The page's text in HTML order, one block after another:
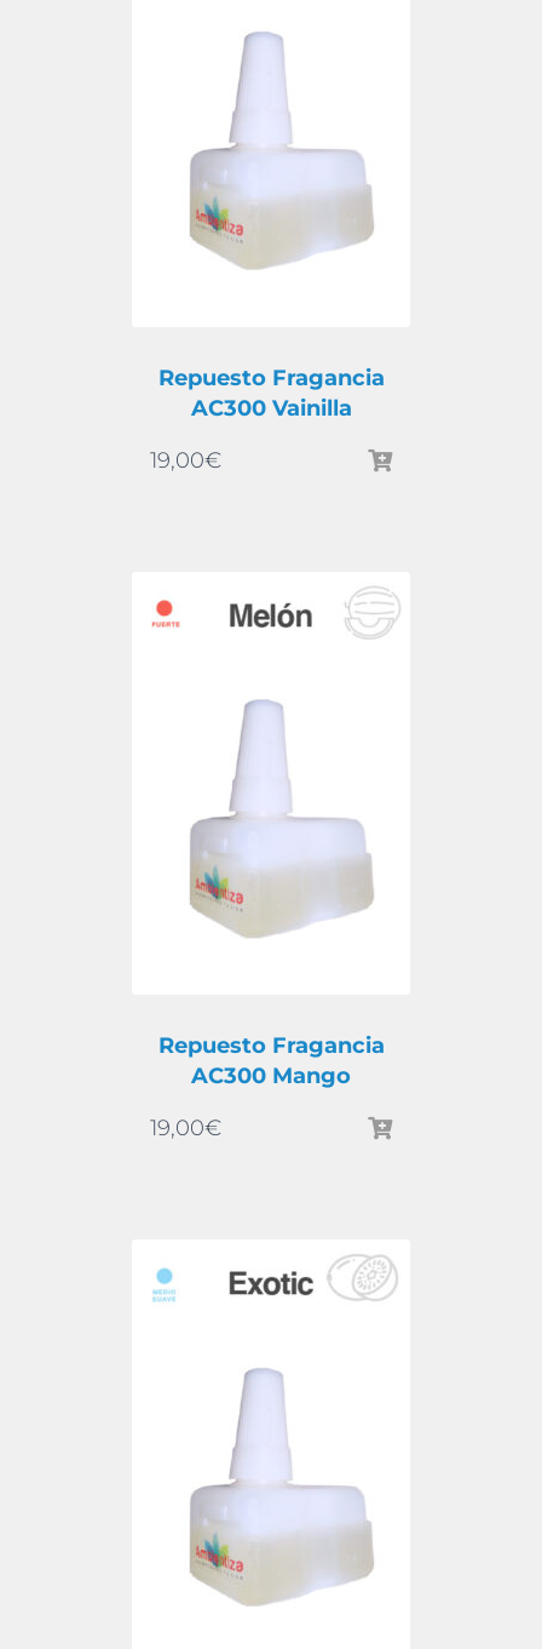
Repuesto Fragancia
AC300 Vainilla
19,00€
Repuesto Fragancia
AC300 Mango
19,00€